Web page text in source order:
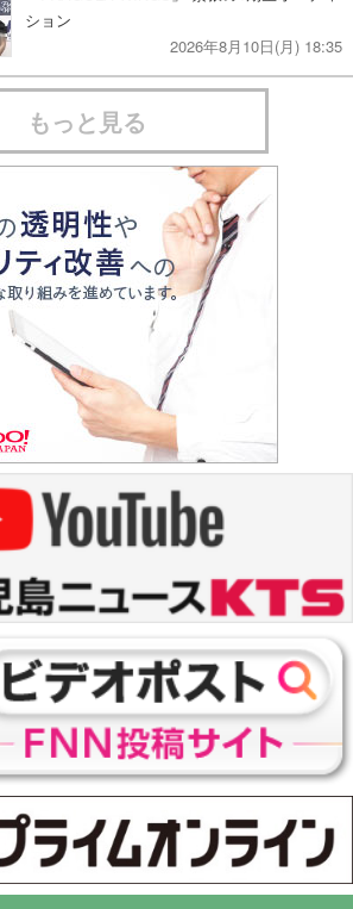
ション
2026年8月10日(月) 18:35
もっと見る